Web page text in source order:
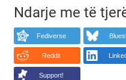
Ndarje me të
Fediverse
Reddit
Support!